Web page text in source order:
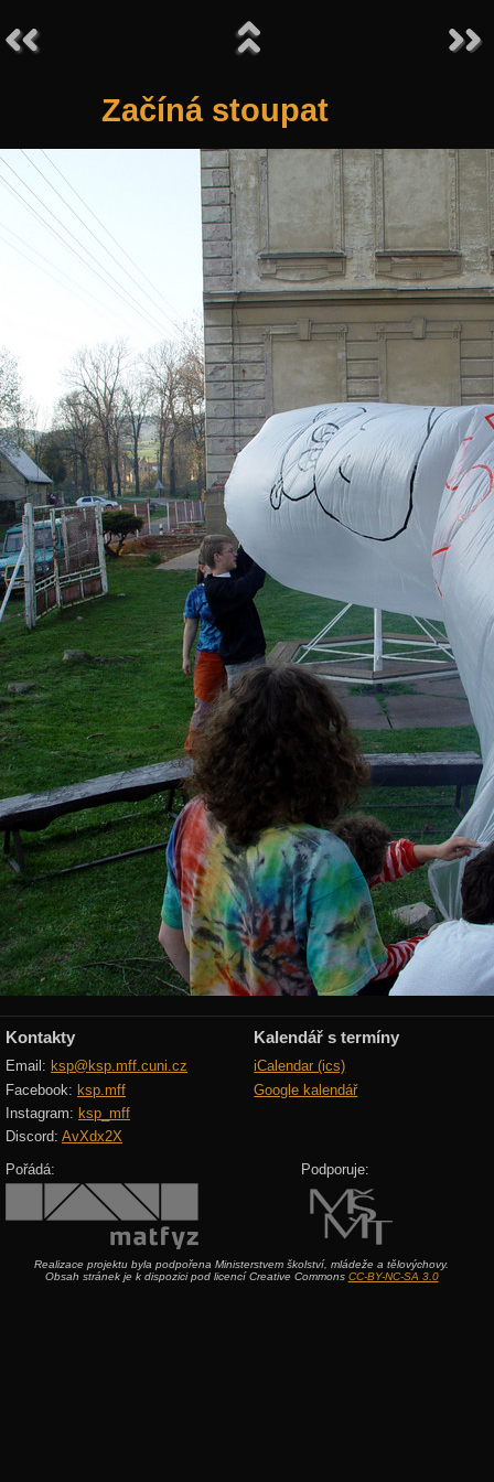
Začíná stoupat
Kontakty
Email: ksp@ksp.mff.cuni.cz
Facebook: ksp.mff
Instagram: ksp_mff
Discord: AvXdx2X
Kalendář s termíny
iCalendar (ics)
Google kalendář
Pořádá: Podporuje:
Realizace projektu byla podpořena Ministerstvem školství, mládeže a tělovýchovy.
Obsah stránek je k dispozici pod licencí Creative Commons CC-BY-NC-SA 3.0